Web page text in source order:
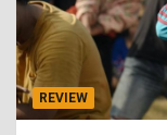
REVIEW